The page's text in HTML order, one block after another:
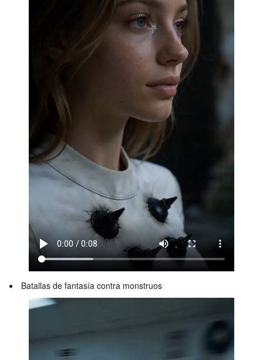
Batallas de fantasía contra monstruos